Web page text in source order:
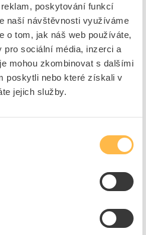
poskytování funkcí
naší návštěvnosti využíváme
o tom, jak náš web používáte,
sociální média, inzerci a
mohou zkombinovat s dalšími
poskytli nebo které získali v
jejich služby.
stykače 3RT26 jsou
celém světě (např. IEC a UL/CSA).
velikostech a ve velkém
DC v systému šroubovací svorky.
3RT26 nahrazují kondenzátorové
vždy aktuální – systémová